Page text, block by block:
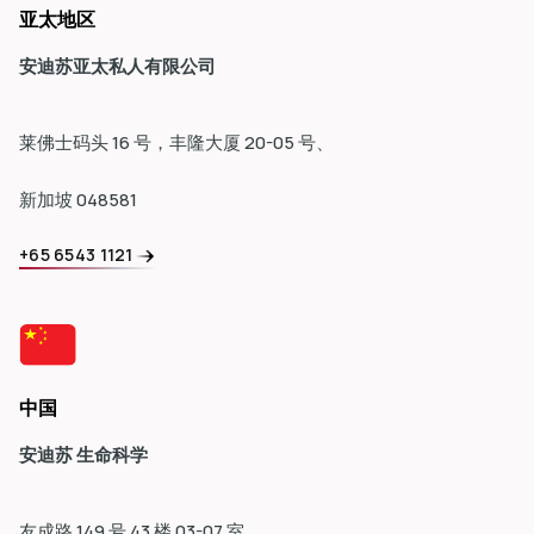
亚太地区
安迪苏亚太私人有限公司
新加坡 048581
+65 6543 1121
中国
安迪苏 生命科学